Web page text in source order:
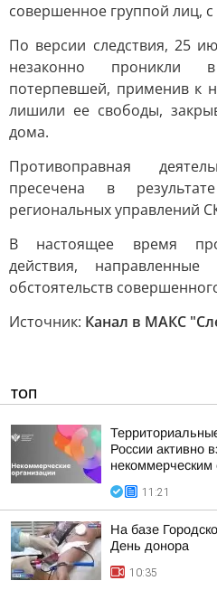
совершенное группой лиц,
По версии следствия, 25
незаконно проникли
потерпевшей, применив к
лишили ее свободы,
дома.
Противоправная
пресечена в
региональных управлений
В настоящее время
действия,
обстоятельств
Источник: Канал в МАКС
ТОП
России активно
некоммерческим
11:21
На базе
День донора
10:35